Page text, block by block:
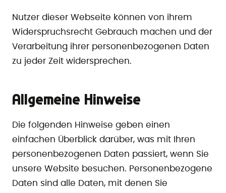
Nutzer dieser Webseite können von ihrem
Widerspruchsrecht Gebrauch machen und der
Verarbeitung ihrer personenbezogenen Daten
zu jeder Zeit widersprechen.
Allgemeine Hinweise
Die folgenden Hinweise geben einen
einfachen Überblick darüber, was mit Ihren
personenbezogenen Daten passiert, wenn Sie
unsere Website besuchen. Personenbezogene
Daten sind alle Daten, mit denen Sie